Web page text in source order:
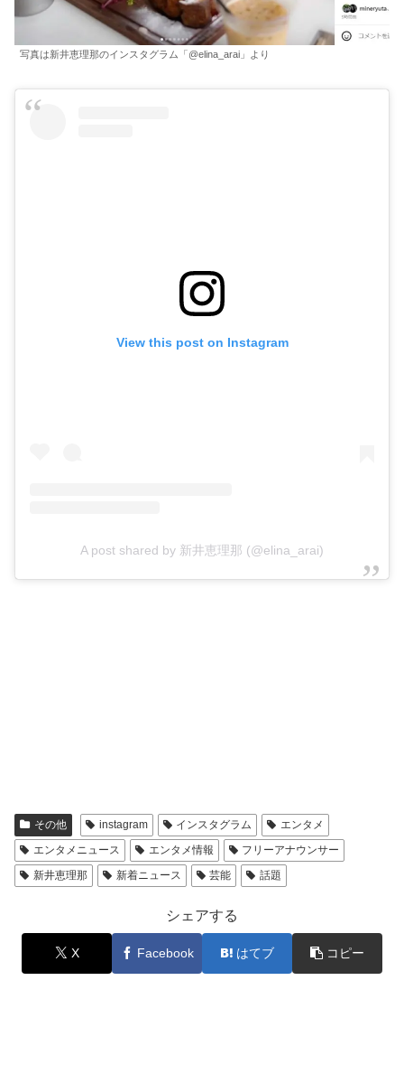
写真は新井恵理那のインスタグラム「@elina_arai」より
View this post on Instagram
A post shared by 新井恵理那 (@elina_arai)
その他 instagram インスタグラム
エンタメ
エンタメニュース
エンタメ情報
フリーアナウンサー
新井恵理那
新着ニュース 芸能 話題
シェアする
X Facebook はてブ コピー